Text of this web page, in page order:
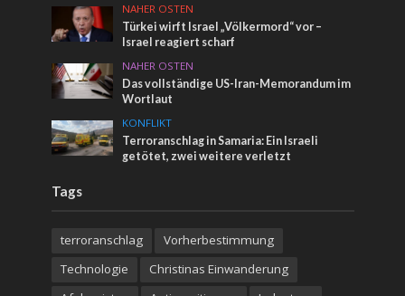
NAHER OSTEN
Türkei wirft Israel „Völkermord“ vor –
Israel reagiert scharf
NAHER OSTEN
Das vollständige US-Iran-Memorandum im
Wortlaut
KONFLIKT
Terroranschlag in Samaria: Ein Israeli
getötet, zwei weitere verletzt
Tags
terroranschlag
Vorherbestimmung
Technologie
Christinas Einwanderung